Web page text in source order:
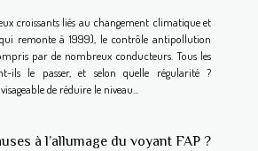
croissants liés au changement climatique et
remonte à 1999), le contrôle antipollution
par de nombreux conducteurs. Tous les
ils le passer, et selon quelle régularité ?
de réduire le niveau...
à l’allumage du voyant FAP ?